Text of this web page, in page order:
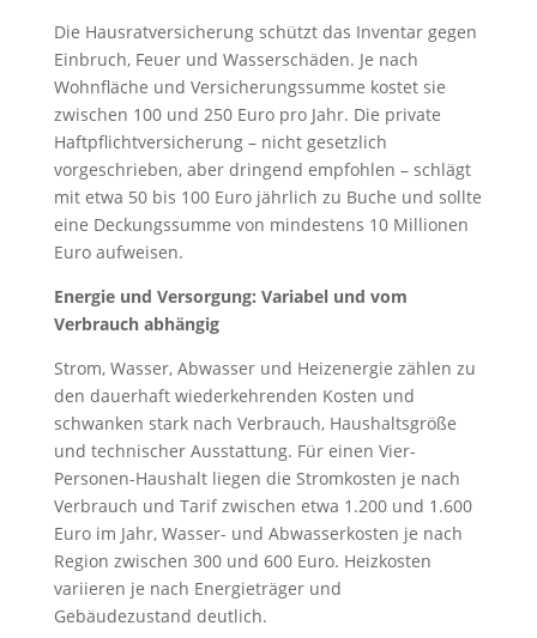
Die Hausratversicherung schützt das Inventar gegen
Einbruch, Feuer und Wasserschäden. Je nach
Wohnfläche und Versicherungssumme kostet sie
zwischen 100 und 250 Euro pro Jahr. Die private
Haftpflichtversicherung – nicht gesetzlich
vorgeschrieben, aber dringend empfohlen – schlägt
mit etwa 50 bis 100 Euro jährlich zu Buche und sollte
eine Deckungssumme von mindestens 10 Millionen
Euro aufweisen.
Energie und Versorgung: Variabel und vom
Verbrauch abhängig
Strom, Wasser, Abwasser und Heizenergie zählen zu
den dauerhaft wiederkehrenden Kosten und
schwanken stark nach Verbrauch, Haushaltsgröße
und technischer Ausstattung. Für einen Vier-
Personen-Haushalt liegen die Stromkosten je nach
Verbrauch und Tarif zwischen etwa 1.200 und 1.600
Euro im Jahr, Wasser- und Abwasserkosten je nach
Region zwischen 300 und 600 Euro. Heizkosten
variieren je nach Energieträger und
Gebäudezustand deutlich.